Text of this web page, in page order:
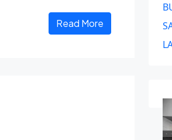
Read More